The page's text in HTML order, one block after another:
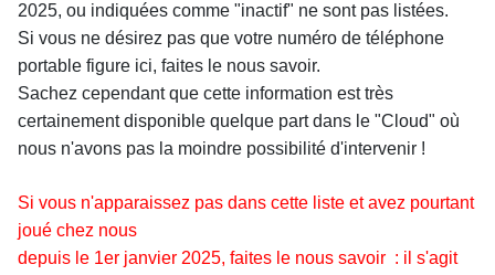
2025, ou indiquées comme "inactif" ne sont pas listées.
Si vous ne désirez pas que votre numéro de téléphone
portable figure ici, faites le nous savoir.
Sachez cependant que cette information est très
certainement disponible quelque part dans le "Cloud" où
nous n'avons pas la moindre possibilité d'intervenir !
Si vous n'apparaissez pas dans cette liste et avez pourtant
joué chez nous
depuis le 1er janvier 2025, faites le nous savoir : il s'agit